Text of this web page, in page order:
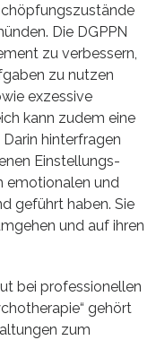
Die DGPPN
zu verbessern,
zu nutzen
exzessive
kann zudem eine
hinterfragen
Einstellungs-
emotionalen und
geführt haben. Sie
und auf ihren
bei professionellen
gehört
zum